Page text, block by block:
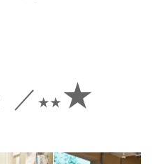
／ ★★ ★